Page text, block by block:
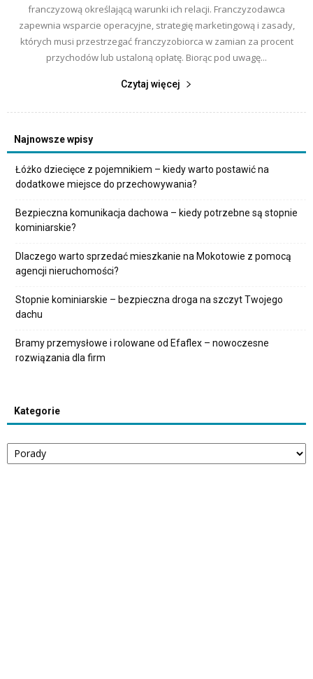
franczyzową określającą warunki ich relacji. Franczyzodawca
zapewnia wsparcie operacyjne, strategię marketingową i zasady,
których musi przestrzegać franczyzobiorca w zamian za procent
przychodów lub ustaloną opłatę. Biorąc pod uwagę...
Czytaj więcej
Najnowsze wpisy
Łóżko dziecięce z pojemnikiem – kiedy warto postawić na
dodatkowe miejsce do przechowywania?
Bezpieczna komunikacja dachowa – kiedy potrzebne są stopnie
kominiarskie?
Dlaczego warto sprzedać mieszkanie na Mokotowie z pomocą
agencji nieruchomości?
Stopnie kominiarskie – bezpieczna droga na szczyt Twojego
dachu
Bramy przemysłowe i rolowane od Efaflex – nowoczesne
rozwiązania dla firm
Kategorie
Kategorie